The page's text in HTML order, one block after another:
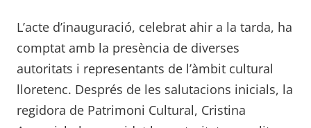
L’acte d’inauguració, celebrat ahir a la tarda, ha
comptat amb la presència de diverses
autoritats i representants de l’àmbit cultural
lloretenc. Després de les salutacions inicials, la
regidora de Patrimoni Cultural, Cristina